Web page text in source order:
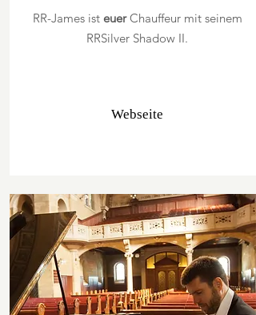
RR-James ist euerChauffeur mit seinem
RRSilver Shadow II.
Webseite